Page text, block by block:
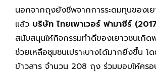
นอกจากถุงยังชีพจากการระดมทุนของเ
แล้ว บริษัท ไทยเพาเวอร์ ฟามาซีร์
สนับสนุนให้กิจกรรมทำดีของเยาวชนเกิด
ช่วยเหลือชุมชนเปราะบางได้มากยิ่งขึ้น โ
ข้าวสาร จำนวน 208 ถุง ร่วมมอบให้คร